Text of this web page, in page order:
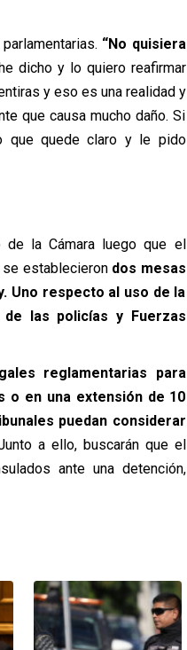
“No quisiera
dicho y lo quiero reafirmar
y eso es una realidad y
que causa mucho daño. Si
que quede claro y le pido
de la Cámara luego que el
se establecierondos mesas
Uno respecto al uso de la
de las policías y Fuerzas
reglamentarias para
en una extensión de 10
puedan considerar
a ello, buscarán que el
ante una detención,